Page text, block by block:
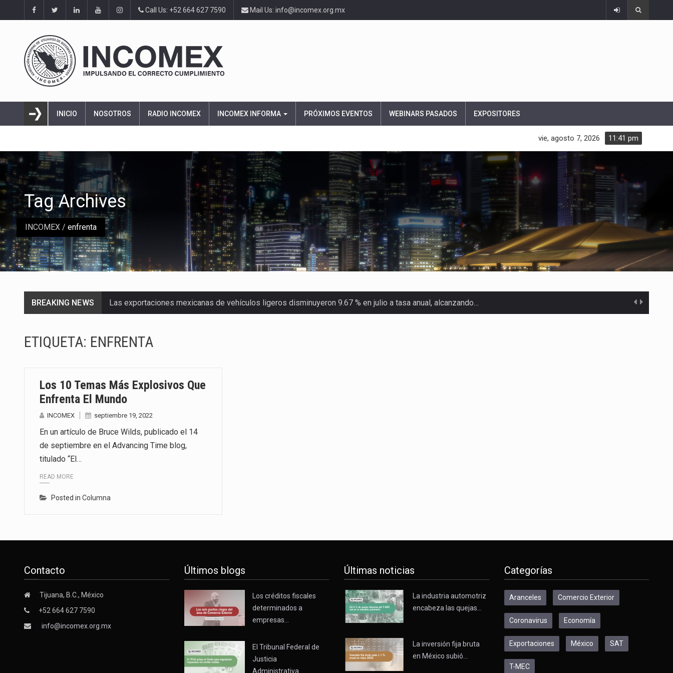
Call Us: +52 664 627 7590 Mail Us: info@incomex.org.mx
INICIO NOSOTROS RADIO INCOMEX INCOMEX INFORMA PRÓXIMOS EVENTOS WEBINARS PASADOS EXPOSITORES
11:41 pm
vie, agosto 7, 2026
INCOMEX / enfrenta
Tag Archives
BREAKING NEWS Las exportaciones mexicanas de vehículos ligeros disminuyeron 9.67 % en julio a tasa anual, alcanzando…
La Coalition for a Prosperous America (CPA) solicitó al gobierno de Estados Unidos mantener e…
Ante la suspensión temporal de las inspecciones sanitarias del Departamento de Agricultura de Estados Unidos…
Los créditos fiscales determinados a empresas IMMEX rara vez nacen de una interpretación equivocada de…
La industria automotriz mexicana concentra más de la mitad de las quejas bajo el Mecanismo…
ETIQUETA: ENFRENTA
Los 10 Temas Más Explosivos Que
Enfrenta El Mundo
INCOMEX septiembre 19, 2022
En un artículo de Bruce Wilds, publicado el 14
de septiembre en el Advancing Time blog,
titulado “El…
READ MORE
Posted in Columna
Contacto
Tijuana, B.C., México
+52 664 627 7590
info@incomex.org.mx
Últimos blogs
Los créditos fiscales
determinados a
empresas…
El Tribunal Federal de
Justicia
Administrativa…
Últimas noticias
La industria automotriz
encabeza las quejas…
La inversión fija bruta
en México subió…
Categorías
Aranceles Comercio Exterior
Coronavirus Economía
Exportaciones México SAT
T-MEC